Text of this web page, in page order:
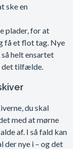
ske en
plader, for at
få et flot tag. Nye
helt ensartet
det tilfælde.
du skal
med at mørne
af. I så fald kan
nye i – og det